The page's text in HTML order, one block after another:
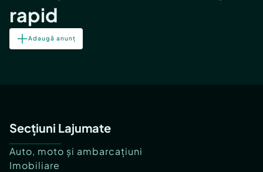
rapid
Adaugă anunț
Secțiuni Lajumate
Auto, moto și ambarcațiuni
Imobiliare